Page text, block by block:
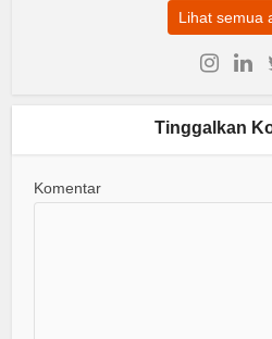
Lihat semua
Tinggalkan
Komentar